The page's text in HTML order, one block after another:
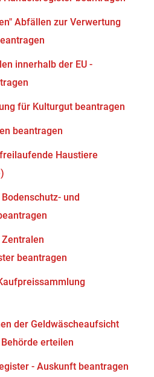
Abfällen zur Verwertung
innerhalb der EU -
für Kulturgut beantragen
beantragen
Haustiere
und
beantragen
der Geldwäscheaufsicht
erteilen
- Auskunft beantragen